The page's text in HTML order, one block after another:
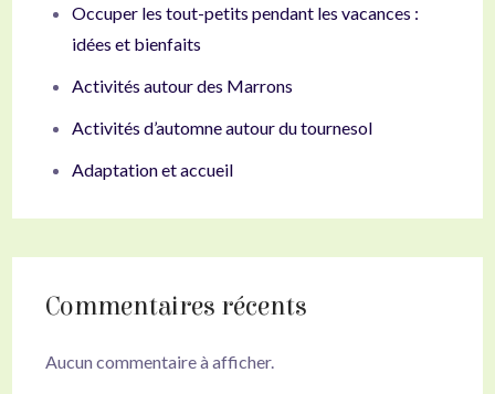
Occuper les tout-petits pendant les vacances :
idées et bienfaits
Activités autour des Marrons
Activités d’automne autour du tournesol
Adaptation et accueil
Commentaires récents
Aucun commentaire à afficher.